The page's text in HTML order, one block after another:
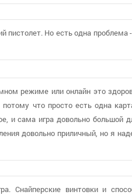
пистолет. Но есть одна проблема
режиме или онлайн это
что просто есть одна
и сама игра довольно большой
довольно приличный, но я
Снайперские винтовки и